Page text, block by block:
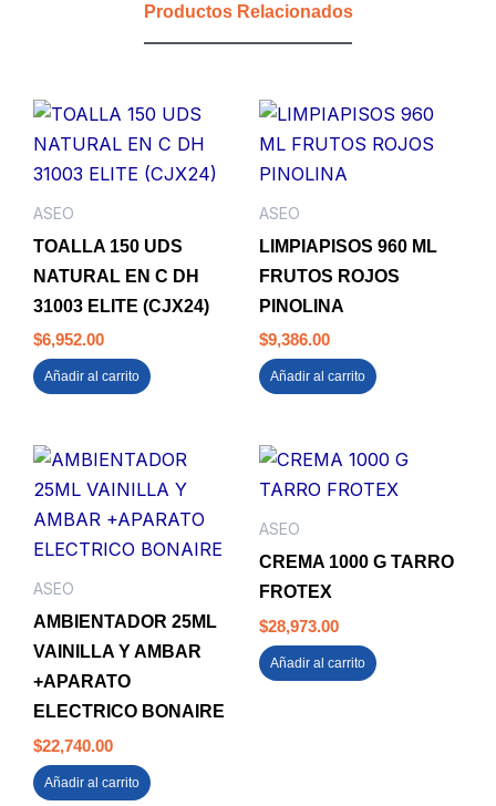
Productos Relacionados
ASEO
TOALLA 150 UDS
NATURAL EN C DH
31003 ELITE (CJX24)
$6,952.00
Añadir al carrito
ASEO
LIMPIAPISOS 960 ML
FRUTOS ROJOS
PINOLINA
$9,386.00
Añadir al carrito
ASEO
AMBIENTADOR 25ML
VAINILLA Y AMBAR
+APARATO
ELECTRICO BONAIRE
$22,740.00
Añadir al carrito
ASEO
CREMA 1000 G TARRO
FROTEX
$28,973.00
Añadir al carrito